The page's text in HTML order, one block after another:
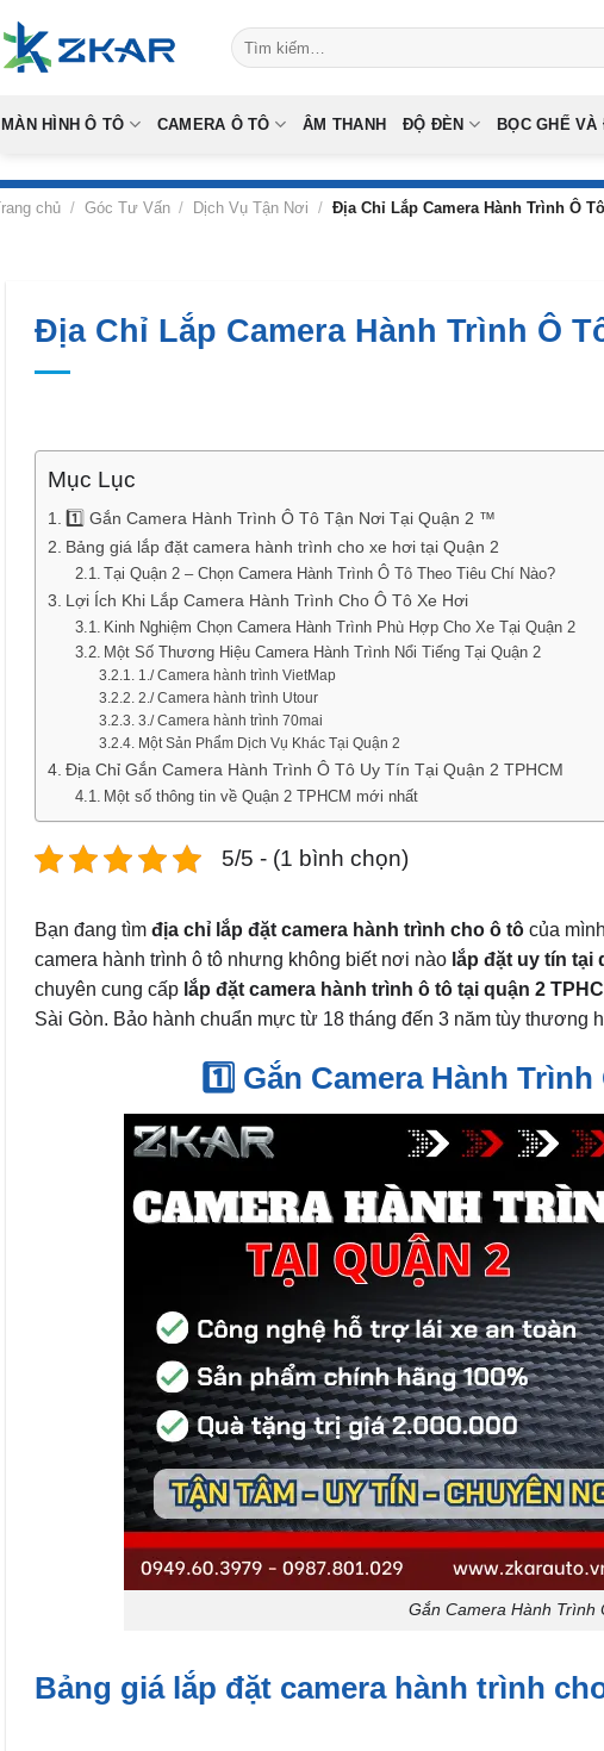
to
content
Tìm
kiếm:
MÀN HÌNH Ô TÔ CAMERA Ô TÔ ÂM THANH ĐỘ ĐÈN BỌC GHẾ VÀ
chủ / Góc Tư Vấn / Dịch Vụ Tận Nơi / Địa Chỉ Lắp Camera Hành Trình Ô
Địa Chỉ Lắp Camera Hành Trình Ô
Mục Lục
1️⃣ Gắn Camera Hành Trình Ô Tô Tận Nơi Tại Quận 2 ™
Bảng giá lắp đặt camera hành trình cho xe hơi tại Quận 2
Tại Quận 2 – Chọn Camera Hành Trình Ô Tô Theo Tiêu Chí Nào?
Lợi Ích Khi Lắp Camera Hành Trình Cho Ô Tô Xe Hơi
Kinh Nghiệm Chọn Camera Hành Trình Phù Hợp Cho Xe Tại Quận 2
Một Số Thương Hiệu Camera Hành Trình Nổi Tiếng Tại Quận 2
1./ Camera hành trình VietMap
2./ Camera hành trình Utour
3./ Camera hành trình 70mai
Một Sản Phẩm Dịch Vụ Khác Tại Quận 2
Địa Chỉ Gắn Camera Hành Trình Ô Tô Uy Tín Tại Quận 2 TPHCM
Một số thông tin về Quận 2 TPHCM mới nhất
5/5 - (1 bình chọn)
Bạn đang tìm địa chỉ lắp đặt camera hành trình cho ô tô của
camera hành trình ô tô nhưng không biết nơi nào lắp đặt uy tín tại
chuyên cung cấp lắp đặt camera hành trình ô tô tại quận 2
Sài Gòn. Bảo hành chuẩn mực từ 18 tháng đến 3 năm tùy thương
1️⃣ Gắn Camera Hành
Gắn Camera Hành Trình
Bảng giá lắp đặt camera hành trình